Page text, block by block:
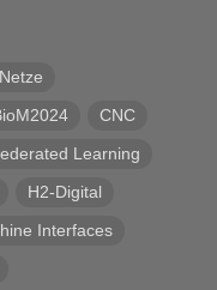
CNC
Learning
H2-Digital
Interfaces